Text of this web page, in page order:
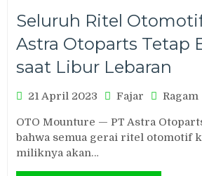
Seluruh Ritel
Astra Otoparts Tetap
saat Libur Lebaran
21 April 2023 Fajar Ragam
OTO Mounture — PT Astra
bahwa semua gerai ritel otomotif
miliknya akan…